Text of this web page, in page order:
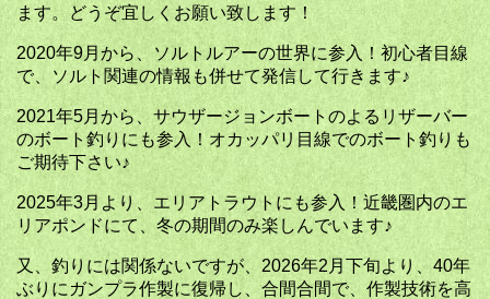
ます。どうぞ宜しくお願い致します！
2020年9月から、ソルトルアーの世界に参入！初心者目線
で、ソルト関連の情報も併せて発信して行きます♪
2021年5月から、サウザージョンボートのよるリザーバー
のボート釣りにも参入！オカッパリ目線でのボート釣りも
ご期待下さい♪
2025年3月より、エリアトラウトにも参入！近畿圏内のエ
リアポンドにて、冬の期間のみ楽しんでいます♪
又、釣りには関係ないですが、2026年2月下旬より、40年
ぶりにガンプラ作製に復帰し、合間合間で、作製技術を高